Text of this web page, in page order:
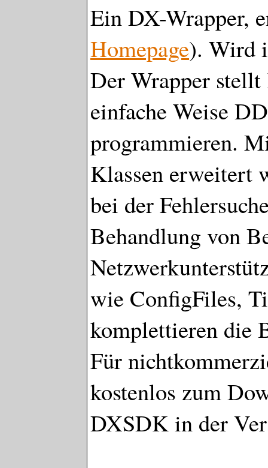
Ein DX-Wrapper,
Homepage). Wird
Der Wrapper
einfache Weise
programmieren.
Klassen erweitert
bei der
Behandlung von
wie ConfigFiles,
komplettieren die
Für
kostenlos zum
DXSDK in der